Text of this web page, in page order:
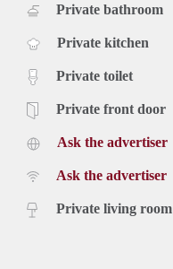
Private bathroom
Private kitchen
Private toilet
Private front door
Ask the advertiser
Ask the advertiser
Private living room